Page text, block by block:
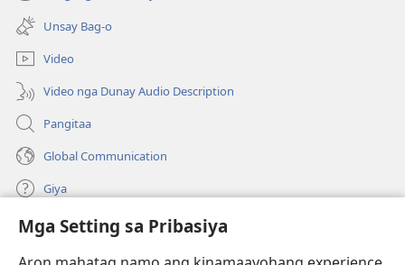
Mga Setting sa Pribasiya
ug
bag-
ong
window)
open
ug
bag-
ong
window)
Unsay Bag-o
Video
Video nga Dunay Audio Description
Pangitaa
Global Communication
Giya
Donasyon
(mo-
open